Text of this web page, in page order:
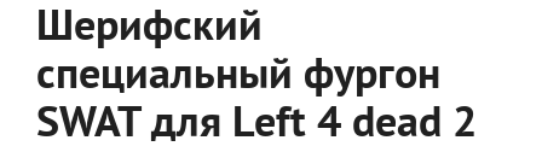
Шерифский
специальный фургон
SWAT для Left 4 dead 2